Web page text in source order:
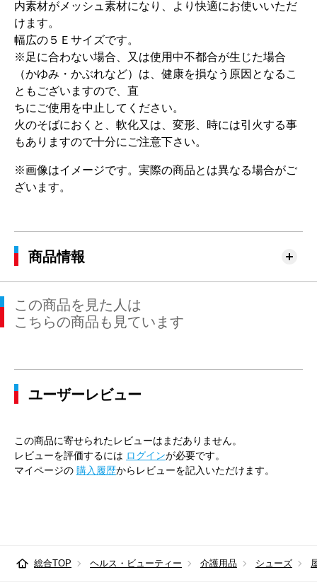
内素材がメッシュ素材になり、より快適にお使いいただ
けます。
幅広の５Ｅサイズです。
※足に合わない場合、又は使用中不都合が生じた場合
（かゆみ・かぶれなど）は、健康を損なう原因となるこ
ともございますので、直
ちにご使用を中止してください。
火のそばにおくと、軟化又は、変形、時には引火する事
もありますので十分にご注意下さい。
※画像はイメージです。実際の商品とは異なる場合がご
ざいます。
商品情報
この商品を見た人は
こちらの商品も見ています
ユーザーレビュー
この商品に寄せられたレビューはまだありません。
レビューを評価するには ログインが必要です。
マイページの 購入履歴からレビューを記入いただけます。
総合TOP ヘルス・ビューティー 介護用品 シューズ